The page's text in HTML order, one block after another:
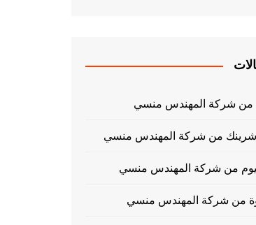
شركة المهندس منسي
شرينك من شركة المهندس منسي
من شركة المهندس منسي
من شركة المهندس منسي